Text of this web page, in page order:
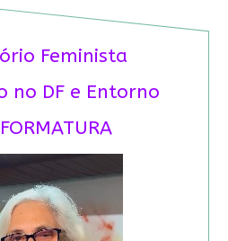
Feminista
no DF e Entorno